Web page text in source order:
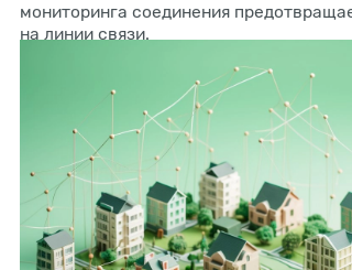
мониторинга соединения
на линии связи.